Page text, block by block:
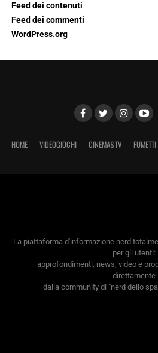
Feed dei contenuti
Feed dei commenti
WordPress.org
HOME VIDEOGIOCHI CINEMA&TV FUMETTI
La piattaforma d'informazione nerd
per gli utenti:
approfondimenti, news, video e
direttamente
dalla community di "nerd dello